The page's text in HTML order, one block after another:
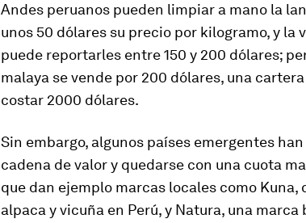
Andes peruanos pueden limpiar a mano la
unos 50 dólares su precio por kilogramo, y la
puede reportarles entre 150 y 200 dólares;
malaya se vende por 200 dólares, una
costar 2000 dólares.
Sin embargo, algunos países emergentes
cadena de valor y quedarse con una cuota
que dan ejemplo marcas locales como
alpaca y vicuña en Perú, y Natura, una